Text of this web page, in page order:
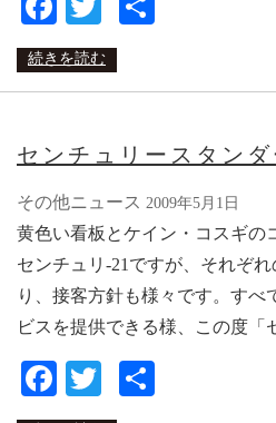
続きを読む
センチュリースタンダ
その他ニュース 2009年5月1日
黄色い看板とケイン・コスギの
センチュリ-21ですが、それぞ
り、接客方針も様々です。すべ
ビスを提供できる様、この度
Facebook
Twitter